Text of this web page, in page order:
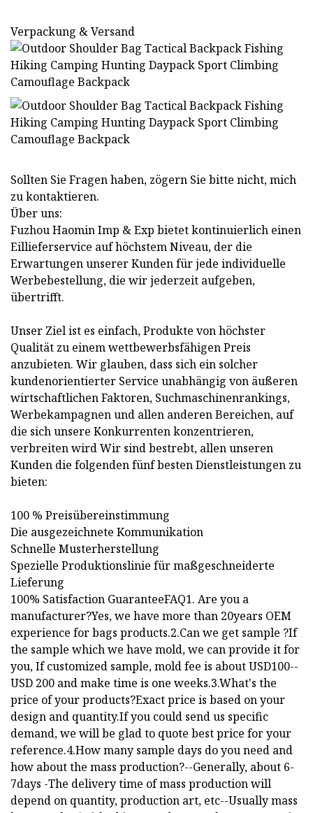
Verpackung & Versand
Sollten Sie Fragen haben, zögern Sie bitte nicht, mich
zu kontaktieren.
Über uns:
Fuzhou Haomin Imp & Exp bietet kontinuierlich einen
Eillieferservice auf höchstem Niveau, der die
Erwartungen unserer Kunden für jede individuelle
Werbebestellung, die wir jederzeit aufgeben,
übertrifft.
Unser Ziel ist es einfach, Produkte von höchster
Qualität zu einem wettbewerbsfähigen Preis
anzubieten. Wir glauben, dass sich ein solcher
kundenorientierter Service unabhängig von äußeren
wirtschaftlichen Faktoren, Suchmaschinenrankings,
Werbekampagnen und allen anderen Bereichen, auf
die sich unsere Konkurrenten konzentrieren,
verbreiten wird Wir sind bestrebt, allen unseren
Kunden die folgenden fünf besten Dienstleistungen zu
bieten:
100 % Preisübereinstimmung
Die ausgezeichnete Kommunikation
Schnelle Musterherstellung
Spezielle Produktionslinie für maßgeschneiderte
Lieferung
100% Satisfaction GuaranteeFAQ1. Are you a
manufacturer?Yes, we have more than 20years OEM
experience for bags products.2.Can we get sample ?If
the sample which we have mold, we can provide it for
you, If customized sample, mold fee is about USD100--
USD 200 and make time is one weeks.3.What's the
price of your products?Exact price is based on your
design and quantity.If you could send us specific
demand, we will be glad to quote best price for your
reference.4.How many sample days do you need and
how about the mass production?--Generally, about 6-
7days -The delivery time of mass production will
depend on quantity, production art, etc--Usually mass